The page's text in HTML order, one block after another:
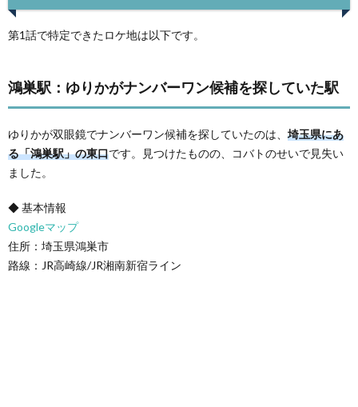
第1話で特定できたロケ地は以下です。
鴻巣駅：ゆりかがナンバーワン候補を探していた駅
ゆりかが双眼鏡でナンバーワン候補を探していたのは、 埼玉県にあ
る「鴻巣駅」の東口です。見つけたものの、コバトのせいで見失い
ました。
◆ 基本情報
Googleマップ
住所：埼玉県鴻巣市
路線：JR高崎線/JR湘南新宿ライン